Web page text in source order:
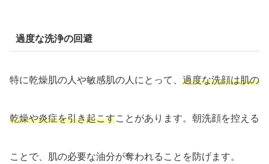
過度な洗浄の回避
特に乾燥肌の人や敏感肌の人にとって、 過度な洗顔は肌の
乾燥や炎症を引き起こすことがあります。朝洗顔を控える
ことで、肌の必要な油分が奪われることを防げます。